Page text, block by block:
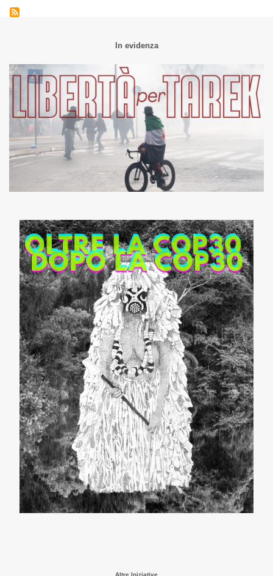
In evidenza
Altre Iniziative